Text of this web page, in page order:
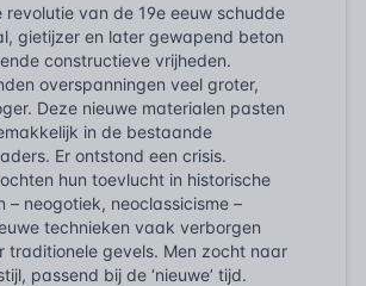
revolutie van de 19e eeuw schudde
gietijzer en later gewapend beton
constructieve vrijheden.
overspanningen veel groter,
Deze nieuwe materialen pasten
in de bestaande
Er ontstond een crisis.
hun toevlucht in historische
– neogotiek, neoclassicisme –
technieken vaak verborgen
traditionele gevels. Men zocht naar
passend bij de ‘nieuwe’ tijd.